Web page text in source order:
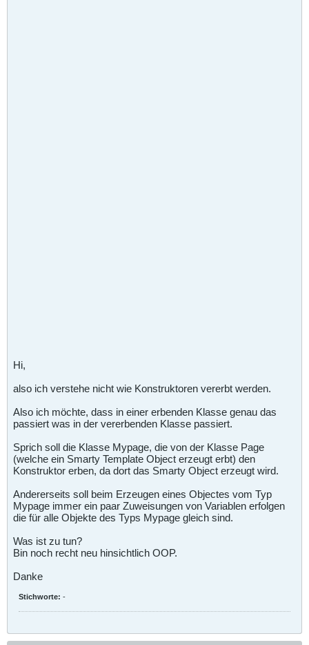
Hi,
also ich verstehe nicht wie Konstruktoren vererbt werden.
Also ich möchte, dass in einer erbenden Klasse genau das
passiert was in der vererbenden Klasse passiert.
Sprich soll die Klasse Mypage, die von der Klasse Page
(welche ein Smarty Template Object erzeugt erbt) den
Konstruktor erben, da dort das Smarty Object erzeugt wird.
Andererseits soll beim Erzeugen eines Objectes vom Typ
Mypage immer ein paar Zuweisungen von Variablen erfolgen
die für alle Objekte des Typs Mypage gleich sind.
Was ist zu tun?
Bin noch recht neu hinsichtlich OOP.
Danke
Stichworte: -